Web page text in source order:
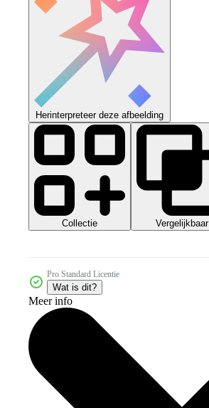
Herinterpreteer deze afbeelding
Collectie Vergelijkbaar
Pro Standard Licentie
Wat is dit?
Meer info